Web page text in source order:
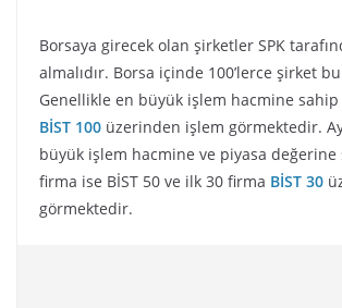
Borsaya girecek olan şirketler SPK
almalıdır. Borsa içinde 100’lerce şirket
Genellikle en büyük işlem hacmine
BİST 100 üzerinden işlem görmektedir.
büyük işlem hacmine ve piyasa
firma ise BİST 50 ve ilk 30 firma BİST 30
görmektedir.